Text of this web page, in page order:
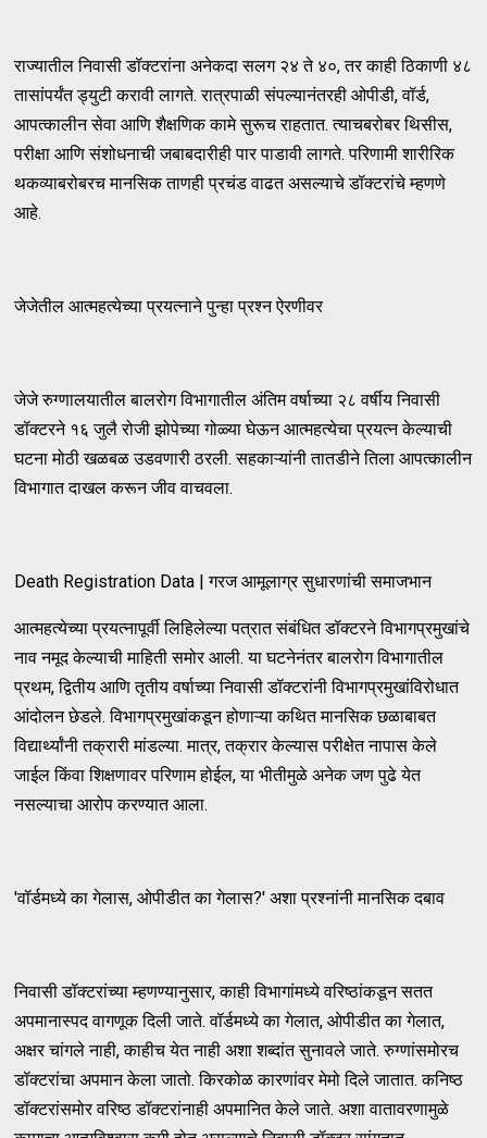
राज्यातील निवासी डॉक्टरांना अनेकदा सलग २४ ते ४०, तर काही ठिकाणी ४८
तासांपर्यंत ड्युटी करावी लागते. रात्रपाळी संपल्यानंतरही ओपीडी, वॉर्ड,
आपत्कालीन सेवा आणि शैक्षणिक कामे सुरूच राहतात. त्याचबरोबर थिसीस,
परीक्षा आणि संशोधनाची जबाबदारीही पार पाडावी लागते. परिणामी शारीरिक
थकव्याबरोबरच मानसिक ताणही प्रचंड वाढत असल्याचे डॉक्टरांचे म्हणणे
आहे.
जेजेतील आत्महत्येच्या प्रयत्नाने पुन्हा प्रश्न ऐरणीवर
जेजे रुग्णालयातील बालरोग विभागातील अंतिम वर्षाच्या २८ वर्षीय निवासी
डॉक्टरने १६ जुलै रोजी झोपेच्या गोळ्या घेऊन आत्महत्येचा प्रयत्न केल्याची
घटना मोठी खळबळ उडवणारी ठरली. सहकाऱ्यांनी तातडीने तिला आपत्कालीन
विभागात दाखल करून जीव वाचवला.
Death Registration Data | गरज आमूलाग्र सुधारणांची समाजभान
आत्महत्येच्या प्रयत्नापूर्वी लिहिलेल्या पत्रात संबंधित डॉक्टरने विभागप्रमुखांचे
नाव नमूद केल्याची माहिती समोर आली. या घटनेनंतर बालरोग विभागातील
प्रथम, द्वितीय आणि तृतीय वर्षाच्या निवासी डॉक्टरांनी विभागप्रमुखांविरोधात
आंदोलन छेडले. विभागप्रमुखांकडून होणाऱ्या कथित मानसिक छळाबाबत
विद्यार्थ्यांनी तक्रारी मांडल्या. मात्र, तक्रार केल्यास परीक्षेत नापास केले
जाईल किंवा शिक्षणावर परिणाम होईल, या भीतीमुळे अनेक जण पुढे येत
नसल्याचा आरोप करण्यात आला.
'वॉर्डमध्ये का गेलास, ओपीडीत का गेलास?' अशा प्रश्नांनी मानसिक दबाव
निवासी डॉक्टरांच्या म्हणण्यानुसार, काही विभागांमध्ये वरिष्ठांकडून सतत
अपमानास्पद वागणूक दिली जाते. वॉर्डमध्ये का गेलात, ओपीडीत का गेलात,
अक्षर चांगले नाही, काहीच येत नाही अशा शब्दांत सुनावले जाते. रुग्णांसमोरच
डॉक्टरांचा अपमान केला जातो. किरकोळ कारणांवर मेमो दिले जातात. कनिष्ठ
डॉक्टरांसमोर वरिष्ठ डॉक्टरांनाही अपमानित केले जाते. अशा वातावरणामुळे